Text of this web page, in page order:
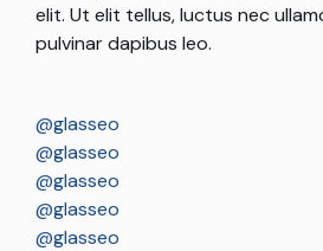
elit. Ut elit tellus, luctus nec
pulvinar dapibus leo.
@glasseo
@glasseo
@glasseo
@glasseo
@glasseo